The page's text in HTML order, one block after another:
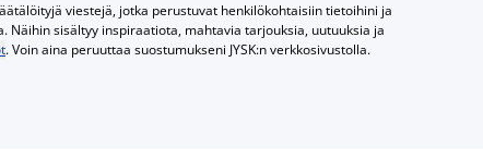
viestejä, jotka perustuvat henkilökohtaisiin tietoihini ja
Näihin sisältyy inspiraatiota, mahtavia tarjouksia, uutuuksia ja
. Voin aina peruuttaa suostumukseni JYSK:n verkkosivustolla.